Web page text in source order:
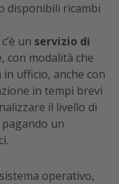
disponibili ricambi
un servizio di
con modalità che
ufficio, anche con
in tempi brevi
il livello di
un
operativo,